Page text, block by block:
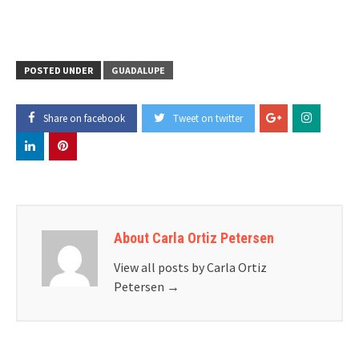
POSTED UNDER GUADALUPE
Share on facebook Tweet on twitter
About Carla Ortiz Petersen
View all posts by Carla Ortiz
Petersen →